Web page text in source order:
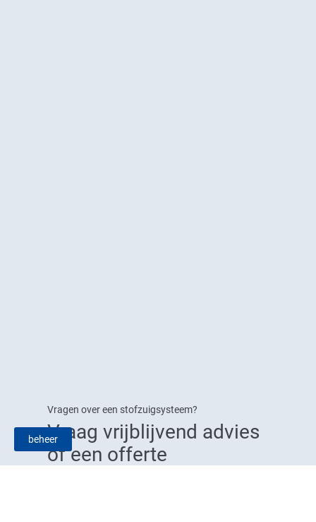
beheer
Vragen over een stofzuigsysteem?
Vraag vrijblijvend advies
of een offerte